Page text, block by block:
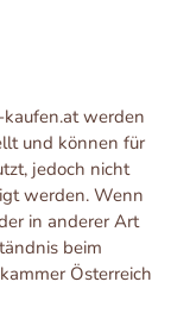
werden
und können für
jedoch nicht
werden. Wenn
in anderer Art
beim
Österreich